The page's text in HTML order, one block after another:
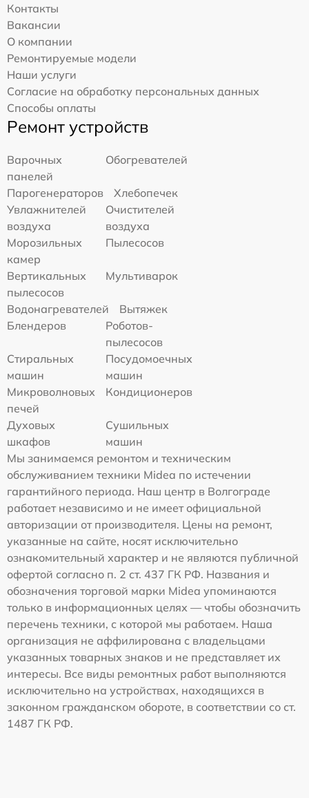
Контакты
Вакансии
О компании
Ремонтируемые модели
Наши услуги
Согласие на обработку персональных данных
Способы оплаты
Ремонт устройств
Варочных
панелей
Обогревателей
Парогенераторов
Хлебопечек
Увлажнителей
воздуха
Очистителей
воздуха
Морозильных
камер
Пылесосов
Вертикальных
пылесосов
Мультиварок
Водонагревателей
Вытяжек
Блендеров
Роботов-
пылесосов
Стиральных
машин
Посудомоечных
машин
Микроволновых
печей
Кондиционеров
Духовых
шкафов
Сушильных
машин
Мы занимаемся ремонтом и техническим
обслуживанием техники Midea по истечении
гарантийного периода. Наш центр в Волгограде
работает независимо и не имеет официальной
авторизации от производителя. Цены на ремонт,
указанные на сайте, носят исключительно
ознакомительный характер и не являются публичной
офертой согласно п. 2 ст. 437 ГК РФ. Названия и
обозначения торговой марки Midea упоминаются
только в информационных целях — чтобы обозначить
перечень техники, с которой мы работаем. Наша
организация не аффилирована с владельцами
указанных товарных знаков и не представляет их
интересы. Все виды ремонтных работ выполняются
исключительно на устройствах, находящихся в
законном гражданском обороте, в соответствии со ст.
1487 ГК РФ.